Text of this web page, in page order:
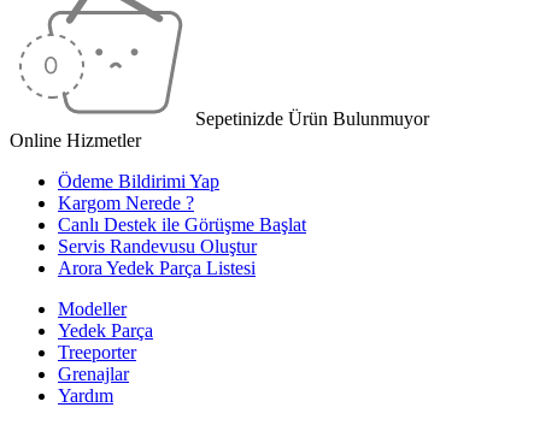
Sepetinizde Ürün Bulunmuyor
Online Hizmetler
Ödeme Bildirimi Yap
Kargom Nerede ?
Canlı Destek ile Görüşme Başlat
Servis Randevusu Oluştur
Arora Yedek Parça Listesi
Modeller
Yedek Parça
Treeporter
Grenajlar
Yardım